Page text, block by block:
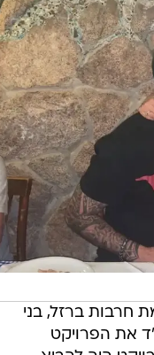
חרבות ברזל, בני
את הפרויקט